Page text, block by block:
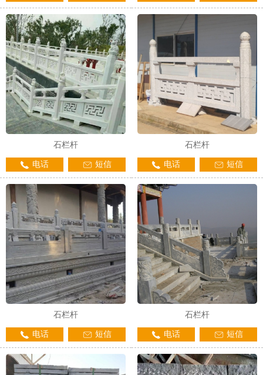
石栏杆
电话 短信
石栏杆
电话 短信
石栏杆
电话 短信
石栏杆
电话 短信